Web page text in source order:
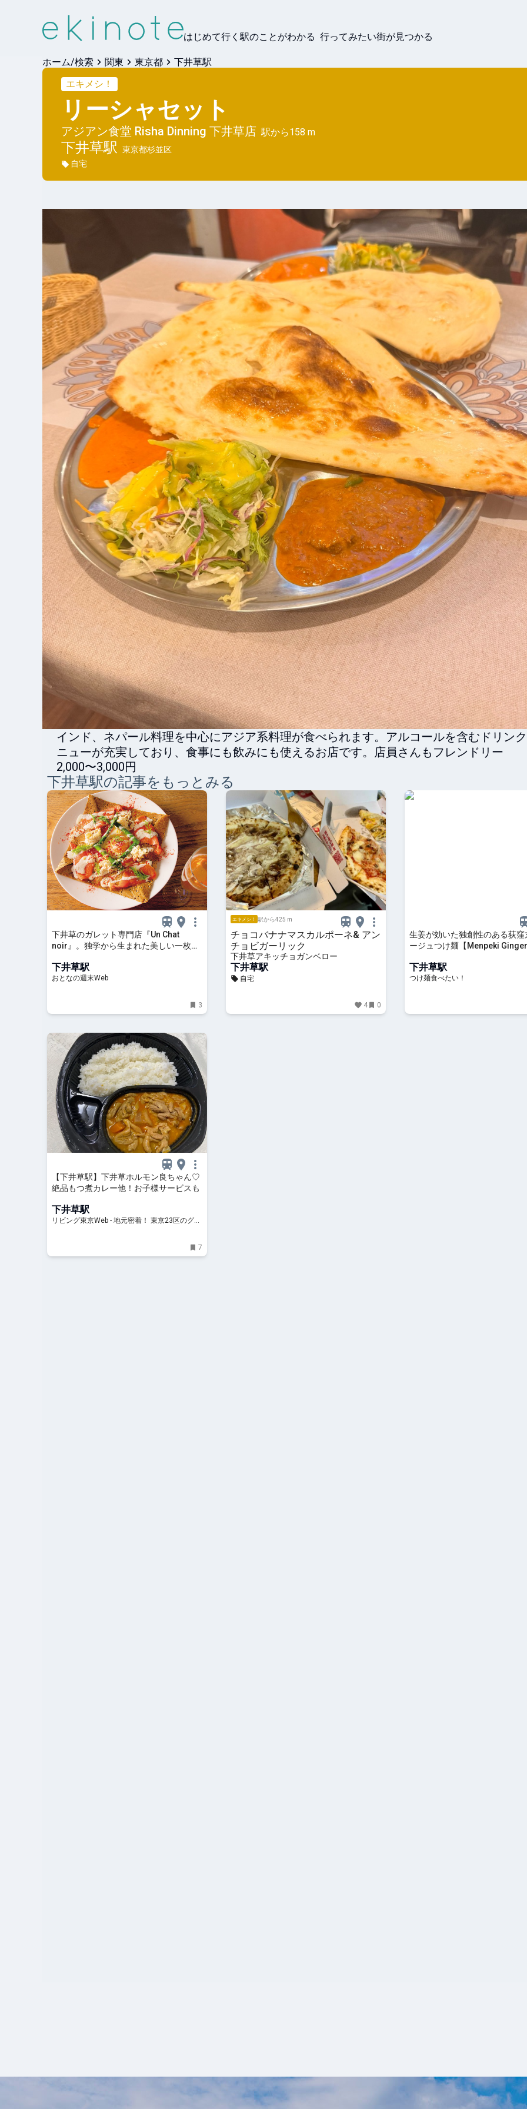
はじめて行く駅のことがわかる 行ってみたい街が見つかる
ホーム/検索 関東 東京都
下井草駅
エキメシ！
リーシャセット
アジアン食堂 Risha Dinning 下井草店 駅から158 m
下井草駅 東京都杉並区
自宅
インド、ネパール料理を中心にアジア系料理が食べられます。アルコールを含むドリン
ニューが充実しており、食事にも飲みにも使えるお店です。店員さんもフレンドリー
2,000〜3,000円
下井草駅の記事をもっとみる
下井草のガレット専門店『Un Chat
noir』。独学から生まれた美しい一枚と
空間
下井草駅
おとなの週末Web
3
エキメシ！ 駅から425 m
チョコバナナマスカルポーネ& アン
チョビガーリック
下井草アキッチョガンベロー
下井草駅
自宅
4 0
生姜が効いた独創性のある荻窪
ージュつけ麺【Menpeki Ginger
下井草駅
つけ麺食べたい！
【下井草駅】下井草ホルモン良ちゃん♡
絶品もつ煮カレー他！お子様サービスも
下井草駅
リビング東京Web - 地元密着！ 東京23区のグル
7